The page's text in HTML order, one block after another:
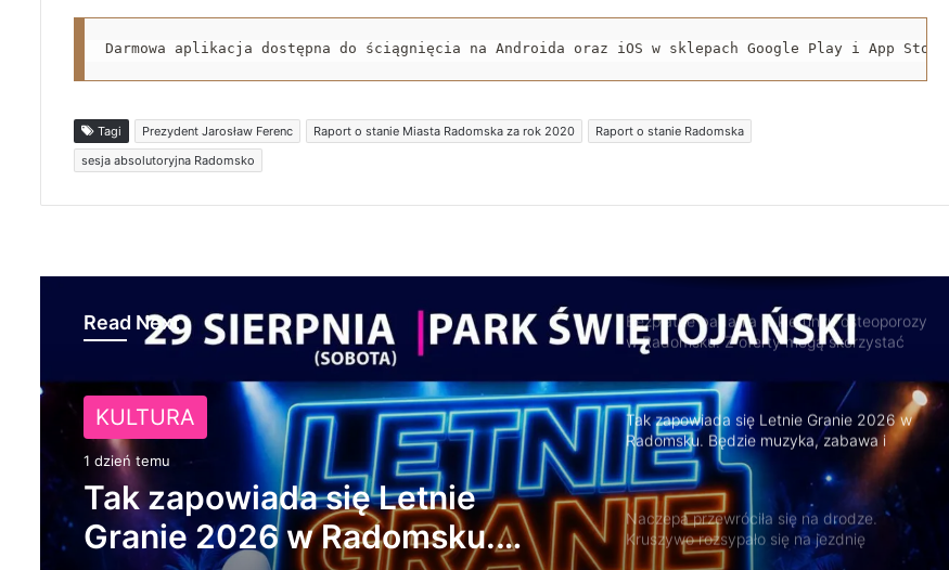
Darmowa aplikacja dostępna do ściągnięcia na Androida oraz iOS w sklepach Google Play i App Store.
Tagi Prezydent Jarosław Ferenc Raport o stanie Miasta Radomska za rok 2020
Raport o stanie Radomska
sesja absolutoryjna Radomsko
Read Next
KULTURA
1 dzień temu
Tak zapowiada się Letnie
Granie 2026 w Radomsku.
NA SYGNALE
1 dzień temu
Trzeźwości
119 km/h w terenie zabudowanym. 37-
Bezpłatne badania w kierunku osteoporozy
seniorzy
Radomsku. Będzie muzyka, zabawa i
atrakcje dla rodzin
Naczepa przewróciła się na drodze.
Kruszywo rozsypało się na jezdnię